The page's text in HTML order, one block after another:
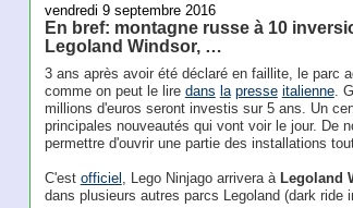
vendredi 9 septembre 2016
En bref: montagne russe à 10
Legoland Windsor, …
3 ans après avoir été déclaré en faillite, le parc
comme on peut le lire dans la presse italienne.
millions d'euros seront investis sur 5 ans. Un
principales nouveautés qui vont voir le jour. De
permettre d'ouvrir une partie des installations
C'est officiel , Lego Ninjago arrivera à Legoland
dans plusieurs autres parcs Legoland (dark ride